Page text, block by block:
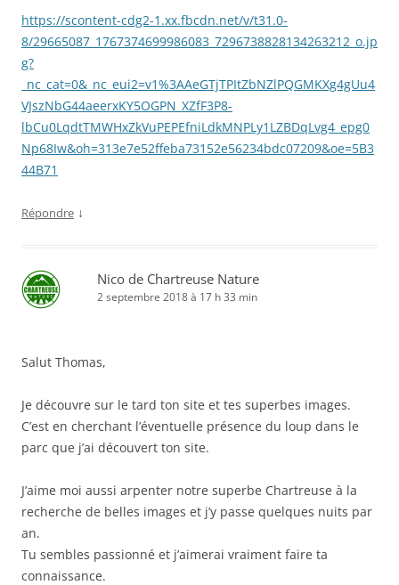
https://scontent-cdg2-1.xx.fbcdn.net/v/t31.0-
8/29665087_1767374699986083_7296738828134263212_o.jp
g?
_nc_cat=0&_nc_eui2=v1%3AAeGTjTPItZbNZlPQGMKXg4gUu4
VJszNbG44aeerxKY5OGPN_XZfF3P8-
lbCu0LqdtTMWHxZkVuPEPEfniLdkMNPLy1LZBDqLvg4_epg0
Np68Iw&oh=313e7e52ffeba73152e56234bdc07209&oe=5B3
44B71
Répondre ↓
Nico de Chartreuse Nature
2 septembre 2018 à 17 h 33 min
Salut Thomas,
Je découvre sur le tard ton site et tes superbes images.
C’est en cherchant l’éventuelle présence du loup dans le
parc que j’ai découvert ton site.
J’aime moi aussi arpenter notre superbe Chartreuse à la
recherche de belles images et j’y passe quelques nuits par
an.
Tu sembles passionné et j’aimerai vraiment faire ta
connaissance.